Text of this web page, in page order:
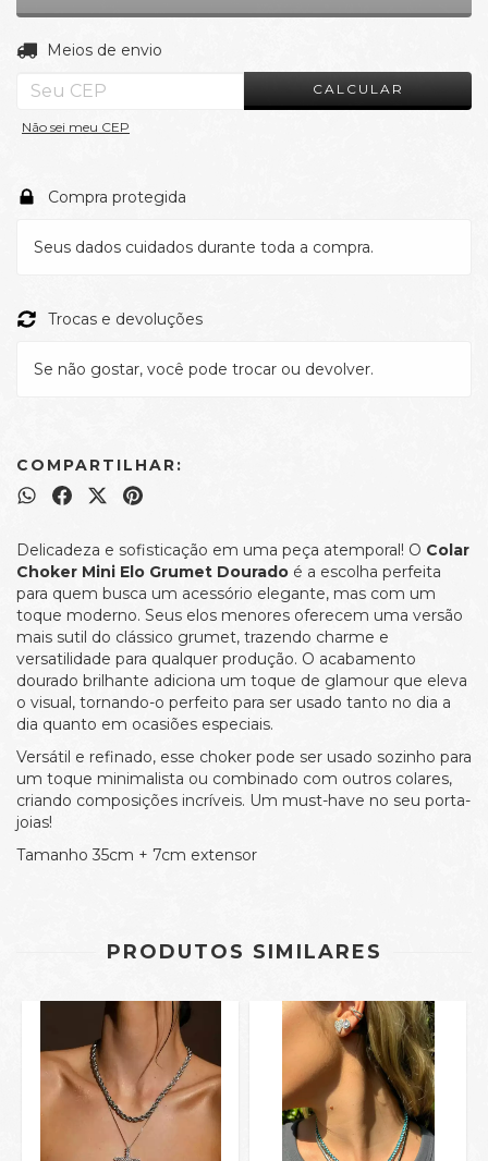
Entregas para o CEP:
Meios de envio
CALCULAR
Não sei meu CEP
Compra protegida
Seus dados cuidados durante toda a compra.
Trocas e devoluções
Se não gostar, você pode trocar ou devolver.
COMPARTILHAR:
Delicadeza e sofisticação em uma peça atemporal! O Colar
Choker Mini Elo Grumet Dourado é a escolha perfeita
para quem busca um acessório elegante, mas com um
toque moderno. Seus elos menores oferecem uma versão
mais sutil do clássico grumet, trazendo charme e
versatilidade para qualquer produção. O acabamento
dourado brilhante adiciona um toque de glamour que eleva
o visual, tornando-o perfeito para ser usado tanto no dia a
dia quanto em ocasiões especiais.
Versátil e refinado, esse choker pode ser usado sozinho para
um toque minimalista ou combinado com outros colares,
criando composições incríveis. Um must-have no seu porta-
joias!
Tamanho 35cm + 7cm extensor
PRODUTOS SIMILARES